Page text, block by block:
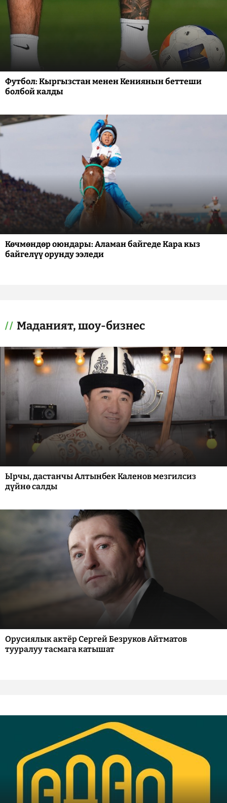
Футбол: Кыргызстан менен Кениянын беттеши
болбой калды
Көчмөндөр оюндары: Аламан байгеде Кара кыз
байгелүү орунду ээледи
Маданият, шоу-бизнес
Ырчы, дастанчы Алтынбек Каленов мезгилсиз
дүйнө салды
Орусиялык актёр Сергей Безруков Айтматов
тууралуу тасмага катышат